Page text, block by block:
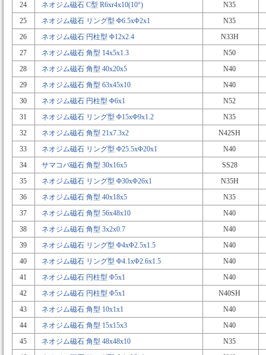
24
ネオジム磁石 C型 R6xr4x10(10°)
N35
25
ネオジム磁石 リング型 Φ6.5xΦ2x1
N35
26
ネオジム磁石 円柱型 Φ12x2.4
N33H
27
ネオジム磁石 角型 14x5x1.3
N50
28
ネオジム磁石 角型 40x20x5
N40
29
ネオジム磁石 角型 63x45x10
N40
30
ネオジム磁石 円柱型 Φ6x1
N52
31
ネオジム磁石 リング型 Φ15xΦ9x1.2
N35
32
ネオジム磁石 角型 21x7.3x2
N42SH
33
ネオジム磁石 リング型 Φ25.5xΦ20x1
N40
34
サマコバ磁石 角型 30x16x5
SS28
35
ネオジム磁石 リング型 Φ30xΦ26x1
N35H
36
ネオジム磁石 角型 40x18x5
N35
37
ネオジム磁石 角型 56x48x10
N40
38
ネオジム磁石 角型 3x2x0.7
N40
39
ネオジム磁石 リング型 Φ4xΦ2.5x1.5
N40
40
ネオジム磁石 リング型 Φ4.1xΦ2.6x1.5
N40
41
ネオジム磁石 円柱型 Φ5x1
N40
42
ネオジム磁石 円柱型 Φ5x1
N40SH
43
ネオジム磁石 角型 10x1x1
N40
44
ネオジム磁石 角型 15x15x3
N40
45
ネオジム磁石 角型 48x48x10
N35